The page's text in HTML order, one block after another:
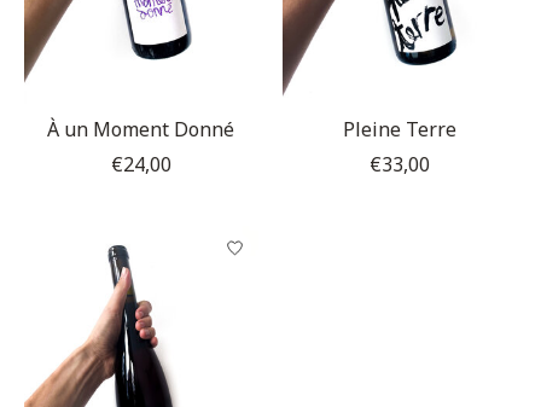
À un Moment Donné
€24,00
Pleine Terre
€33,00